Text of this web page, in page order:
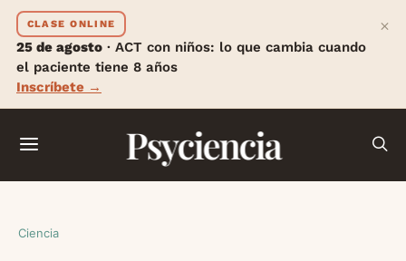
CLASE ONLINE
25 de agosto · ACT con niños: lo que cambia cuando
el paciente tiene 8 años
Inscríbete →
×
Psyciencia
Ciencia